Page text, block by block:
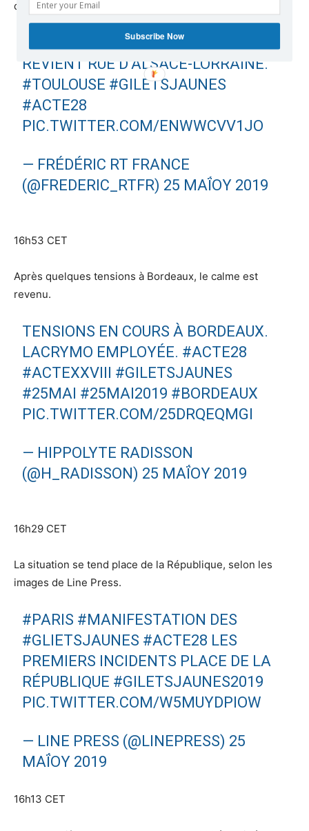
démission d’Emmanuel Macron.
DÉMISSION!” LE CORTÈGE
REVIENT RUE D’ALSACE-LORRAINE.
#TOULOUSE #GILETSJAUNES
#ACTE28
PIC.TWITTER.COM/ENWWCVV1JO
— FRÉDÉRIC RT FRANCE
(@FREDERIC_RTFR) 25 ΜΑΪ́ΟΥ 2019
16h53 CET
Après quelques tensions à Bordeaux, le calme est
revenu.
TENSIONS EN COURS À BORDEAUX.
LACRYMO EMPLOYÉE. #ACTE28
#ACTEXXVIII #GILETSJAUNES
#25MAI #25MAI2019 #BORDEAUX
PIC.TWITTER.COM/25DRQEQMGI
— HIPPOLYTE RADISSON
(@H_RADISSON) 25 ΜΑΪ́ΟΥ 2019
16h29 CET
La situation se tend place de la République, selon les
images de Line Press.
#PARIS #MANIFESTATION DES
#GLIETSJAUNES #ACTE28 LES
PREMIERS INCIDENTS PLACE DE LA
RÉPUBLIQUE #GILETSJAUNES2019
PIC.TWITTER.COM/W5MUYDPIOW
— LINE PRESS (@LINEPRESS) 25
ΜΑΪ́ΟΥ 2019
16h13 CET
Subscribe Now